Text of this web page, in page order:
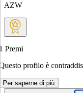
AZW
Premi
profilo è
Per saperne di più